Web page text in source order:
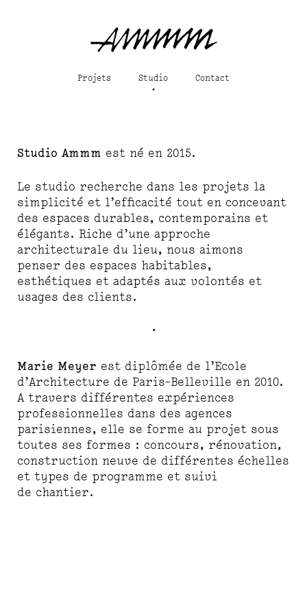
Projets Studio Contact
Studio Ammm est né en 2015.
Le studio recherche dans les projets la
simplicité et l’efficacité tout en concevant
des espaces durables, contemporains et
élégants. Riche d’une approche
architecturale du lieu, nous aimons
penser des espaces habitables,
esthétiques et adaptés aux volontés et
usages des clients.
Marie Meyer est diplômée de l’Ecole
d’Architecture de Paris-Belleville en 2010.
A travers différentes expériences
professionnelles dans des agences
parisiennes, elle se forme au projet sous
toutes ses formes : concours, rénovation,
construction neuve de différentes échelles
et types de programme et suivi
de chantier.